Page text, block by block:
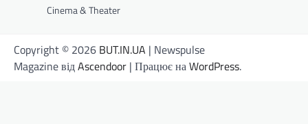
Cinema & Theater
Copyright © 2026 BUT.IN.UA | Newspulse
Magazine відAscendoor | Працює наWordPress.